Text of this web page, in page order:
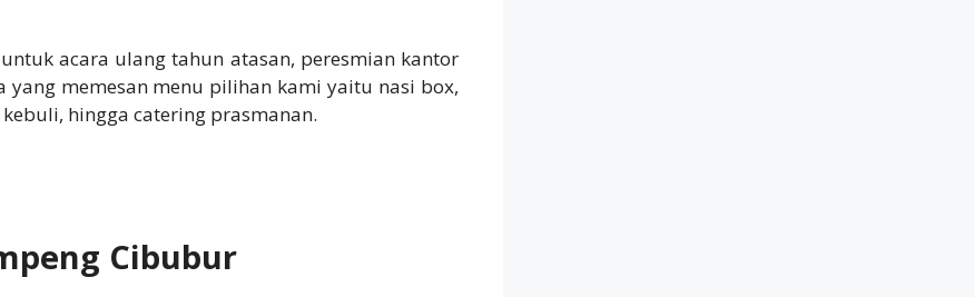
acara ulang tahun atasan, peresmian kantor
memesan menu pilihan kami yaitu nasi box,
hingga catering prasmanan.
Cibubur